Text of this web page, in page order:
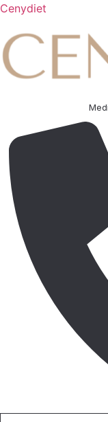
Cenydiet